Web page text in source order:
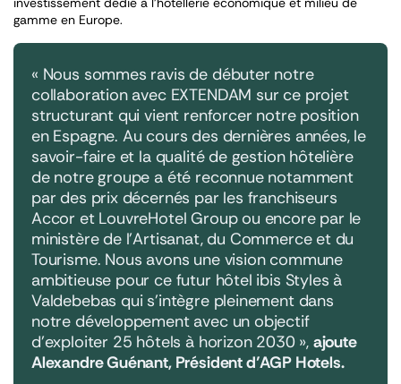
gamme en Europe.
« Nous sommes ravis de débuter notre
collaboration avec EXTENDAM sur ce projet
structurant qui vient renforcer notre position
en Espagne. Au cours des dernières années, le
savoir-faire et la qualité de gestion hôtelière
de notre groupe a été reconnue notamment
par des prix décernés par les franchiseurs
Accor et LouvreHotel Group ou encore par le
ministère de l’Artisanat, du Commerce et du
Tourisme. Nous avons une vision commune
ambitieuse pour ce futur hôtel ibis Styles à
Valdebebas qui s’intègre pleinement dans
notre développement avec un objectif
d’exploiter 25 hôtels à horizon 2030 », ajoute
Alexandre Guénant, Président d’AGP Hotels.